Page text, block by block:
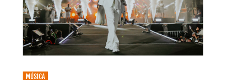
MÚSICA